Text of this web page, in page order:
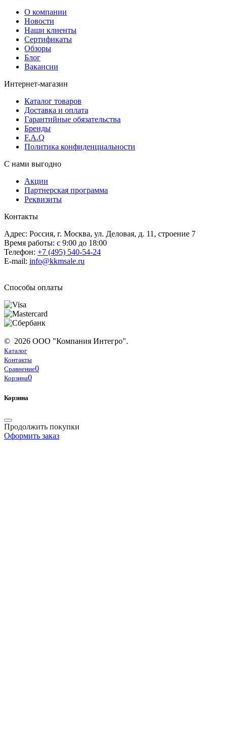
О компании
Новости
Наши клиенты
Сертификаты
Обзоры
Блог
Вакансии
Интернет-магазин
Каталог товаров
Доставка и оплата
Гарантийные обязательства
Бренды
F.A.Q
Политика конфиденциальности
С нами выгодно
Акции
Партнерская программа
Реквизиты
Контакты
Адрес: Россия, г. Москва, ул. Деловая, д. 11, строение 7
Время работы: с 9:00 до 18:00
Телефон: +7 (495) 540-54-24
E-mail: info@kkmsale.ru
Способы оплаты
© 2026 ООО "Компания Интегро".
Каталог
Контакты
Сравнение0
Корзина0
Корзина
Продолжить покупки
Оформить заказ